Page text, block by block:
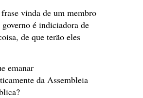
vinda de um membro
é indiciadora de
de que terão eles
emanar
da Assembleia